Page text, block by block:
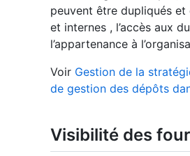
peuvent être dupliqués
et internes , l’accès aux
l’appartenance à
Voir Gestion de la
de gestion des dépôts
Visibilité des